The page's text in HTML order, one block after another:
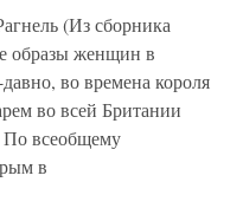
(Из сборника
образы женщин в
во времена короля
во всей Британии
По всеобщему
в